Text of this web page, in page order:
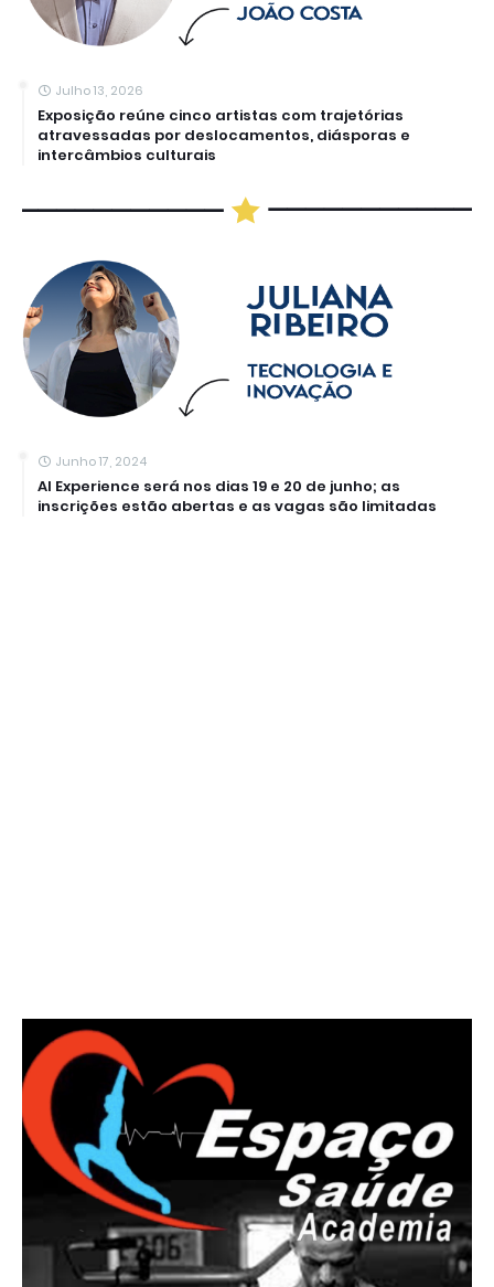
Julho 13, 2026
Exposição reúne cinco artistas com trajetórias
atravessadas por deslocamentos, diásporas e
intercâmbios culturais
Junho 17, 2024
AI Experience será nos dias 19 e 20 de junho; as
inscrições estão abertas e as vagas são limitadas